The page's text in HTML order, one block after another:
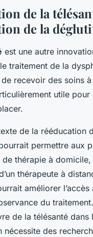
de la
de la
est une autre
traitement de la
recevoir des soins
utile
de la rééducation
permettre aux
de thérapie à domicile,
thérapeute à
améliorer l’accès
du
de la télésanté dans
nécessite des